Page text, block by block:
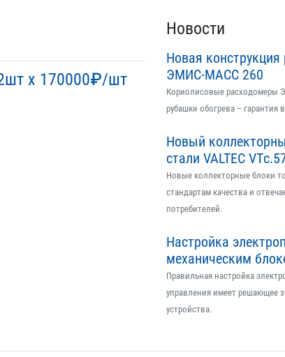
х 170000₽/шт
Новости
Новая
ЭМИС-МАСС 260
Кориолисовые расходомеры
рубашки обогрева – гарантия
Новый
стали VALTEC
Новые коллекторные блоки
стандартам качества и
потребителей.
Настройка
механическим
Правильная настройка
управления имеет решающее
устройства.